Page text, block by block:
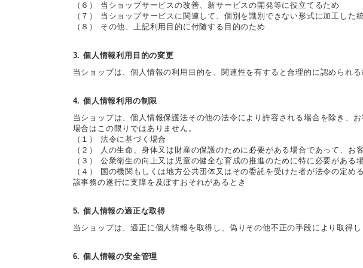
（６） 当ショップサービスの改善、新サービスの開発等に役立てるため
（７） 当ショップサービスに関連して、個別を識別できない形式に加工した
（８） その他、上記利用目的に付随する目的のため
3. 個人情報利用目的の変更
当ショップは、個人情報の利用目的を、関連性を有すると合理的に認められ
4. 個人情報利用の制限
当ショップは、個人情報保護法その他の法令により許容される場合を除き、
場合はこの限りではありません。
（１） 法令に基づく場合
（２） 人の生命、身体又は財産の保護のために必要がある場合であって、お
（３） 公衆衛生の向上又は児童の健全な育成の推進のために特に必要があ
（４） 国の機関もしくは地方公共団体又はその委託を受けた者が法令の定
該事務の遂行に支障を及ぼすおそれがあるとき
5. 個人情報の適正な取得
当ショップは、適正に個人情報を取得し、偽りその他不正の手段により取得し
6. 個人情報の安全管理